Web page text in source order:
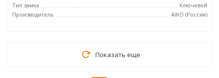
Тип замка
Ключевой
Производитель
AIKO (Россия)
Показать еще